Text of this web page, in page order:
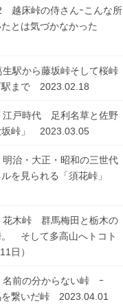
越床峠の侍さんｰこんな所
たとは気づかなかった
駅から藤坂峠そして桜峠
駅まで 2023.02.18
戸時代 足利名草と佐野
坂峠」 2023.03.05
治・大正・昭和の三世代
ルを見られる「須花峠」
木峠 群馬梅田と栃木の
そして多高山へトコト
日）
前の分からない峠 ｰ
を繋いだ峠 2023.04.01